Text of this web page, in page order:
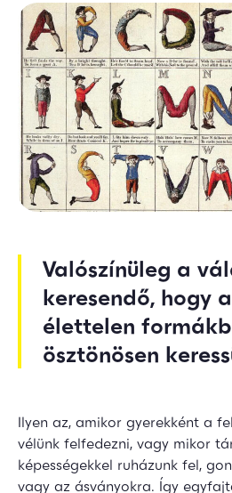
Valószínüleg a
keresendő, hogy
élettelen
ösztönösen
Ilyen az, amikor gyerekként a
vélünk felfedezni, vagy mikor
képességekkel ruházunk fel,
vagy az ásványokra. Így